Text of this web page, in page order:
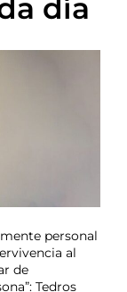
día
personal
al
de
Tedros